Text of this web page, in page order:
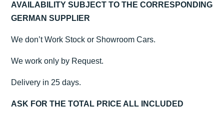
AVAILABILITY SUBJECT TO THE CORRESPONDING
GERMAN SUPPLIER
We don’t Work Stock or Showroom Cars.
We work only by Request.
Delivery in 25 days.
ASK FOR THE TOTAL PRICE ALL INCLUDED